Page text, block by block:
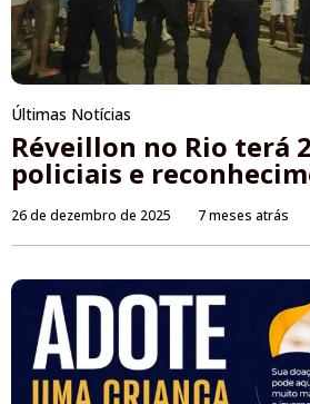
Últimas Notícias
Réveillon no Rio terá
policiais e
26 de dezembro de 2025 7 meses atrás